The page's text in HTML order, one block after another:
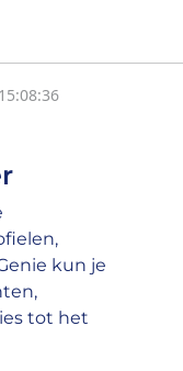
kun je
tot het